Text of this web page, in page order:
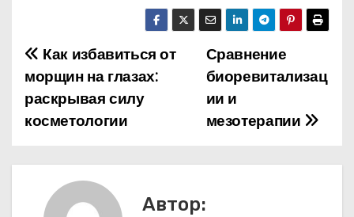
Н
а
в
и
Сравнение
биоревитализац
ии и
мезотерапии
Как избавиться от
морщин на глазах:
раскрывая силу
косметологии
Автор: